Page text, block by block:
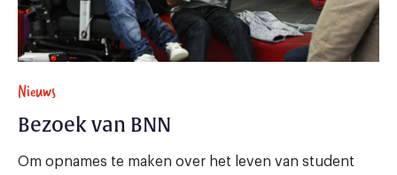
Nieuws
Bezoek van BNN
Om opnames te maken over het leven van student